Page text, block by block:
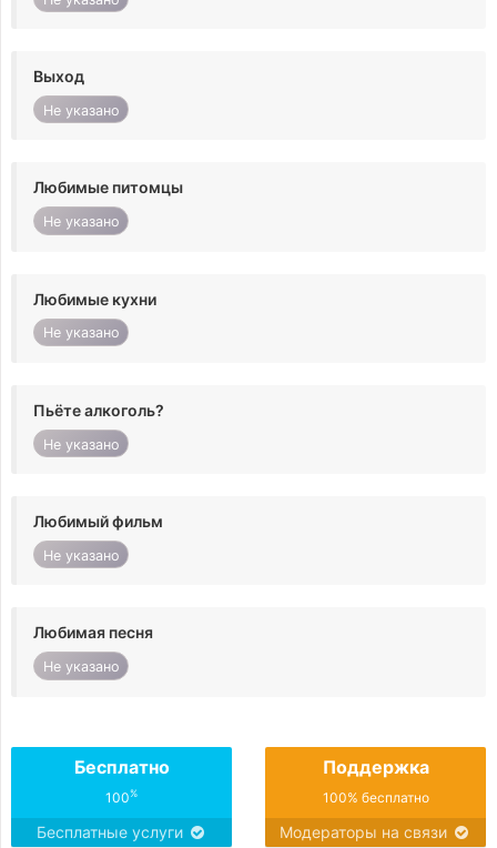
Выход
Не указано
Любимые питомцы
Не указано
Любимые кухни
Не указано
Пьёте алкоголь?
Не указано
Любимый фильм
Не указано
Любимая песня
Не указано
Бесплатно
100%
Бесплатные услуги
Поддержка
100% бесплатно
Модераторы на связи